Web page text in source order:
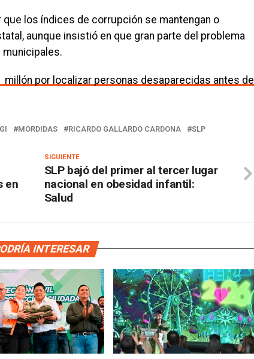
los índices de corrupción se mantengan o
aunque insistió en que gran parte del problema
millón por localizar personas desaparecidas antes de
MORDIDAS RICARDO GALLARDO CARDONA SLP
SIGUIENTE
SLP bajó del primer al tercer lugar
nacional en obesidad infantil:
Salud
en
INTERESAR